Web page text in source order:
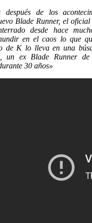
después de los
Blade Runner, el
desde hace
en el caos lo que
de K lo lleva en una
un ex Blade Runner
30 años»